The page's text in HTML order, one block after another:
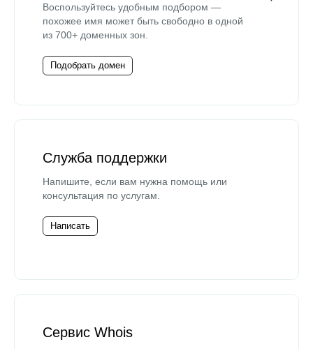
Воспользуйтесь удобным подбором —
похожее имя может быть свободно в одной
из 700+ доменных зон.
Подобрать домен
Служба поддержки
Напишите, если вам нужна помощь или
консультация по услугам.
Написать
Сервис Whois